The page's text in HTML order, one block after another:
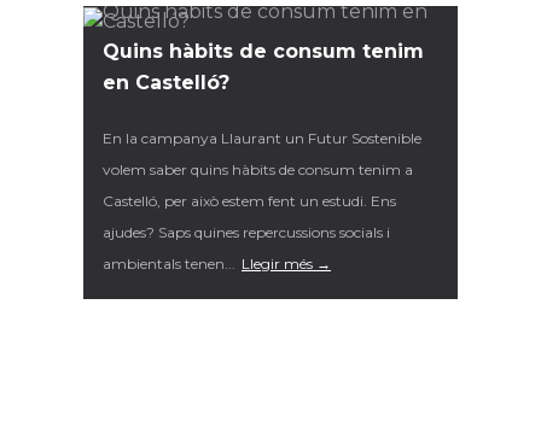
Quins hàbits de consum tenim
en Castelló?
En la campanya Llaurant un Futur Sostenible
volem saber quins hàbits de consum tenim a
Castelló, per això estem fent un estudi. Ens
ajudes? Saps quines repercussions socials i
ambientals tenen...
Llegir més →